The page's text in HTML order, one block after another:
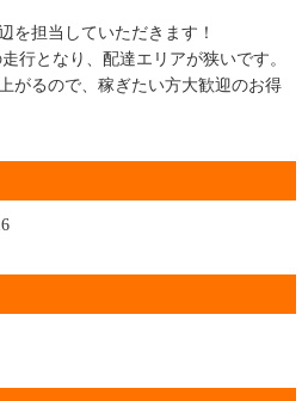
を担当していただきます！
行となり、配達エリアが狭いです。
がるので、稼ぎたい方大歓迎のお得